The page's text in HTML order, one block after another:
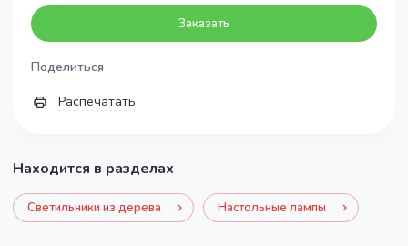
Заказать
Поделиться
Распечатать
Находится в разделах
Светильники из дерева Настольные лампы